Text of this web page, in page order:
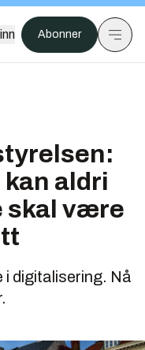
Abonner
aldri
skal være
i digitalisering. Nå